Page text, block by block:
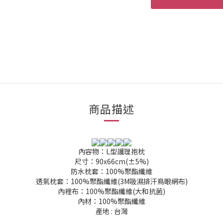
商品描述
內容物：L型護理抱枕
尺寸：90x66cm(±5%)
防水枕套：100%聚酯纖維
透氣枕套：100%聚酯纖維(3M吸濕排汗鳥眼網布)
內裡布：100%聚酯纖維(大和抗菌)
內材：100%聚酯纖維
產地 : 台灣